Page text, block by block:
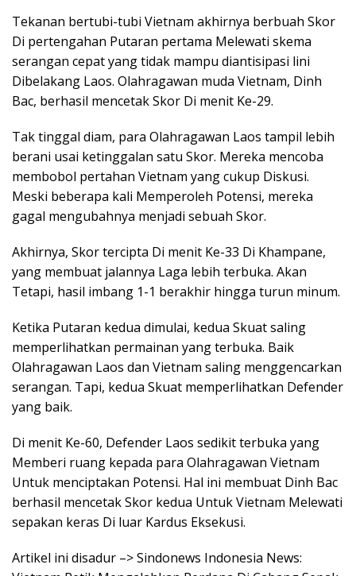
Tekanan bertubi-tubi Vietnam akhirnya berbuah Skor
Di pertengahan Putaran pertama Melewati skema
serangan cepat yang tidak mampu diantisipasi lini
Dibelakang Laos. Olahragawan muda Vietnam, Dinh
Bac, berhasil mencetak Skor Di menit Ke-29.
Tak tinggal diam, para Olahragawan Laos tampil lebih
berani usai ketinggalan satu Skor. Mereka mencoba
membobol pertahan Vietnam yang cukup Diskusi.
Meski beberapa kali Memperoleh Potensi, mereka
gagal mengubahnya menjadi sebuah Skor.
Akhirnya, Skor tercipta Di menit Ke-33 Di Khampane,
yang membuat jalannya Laga lebih terbuka. Akan
Tetapi, hasil imbang 1-1 berakhir hingga turun minum.
Ketika Putaran kedua dimulai, kedua Skuat saling
memperlihatkan permainan yang terbuka. Baik
Olahragawan Laos dan Vietnam saling menggencarkan
serangan. Tapi, kedua Skuat memperlihatkan Defender
yang baik.
Di menit Ke-60, Defender Laos sedikit terbuka yang
Memberi ruang kepada para Olahragawan Vietnam
Untuk menciptakan Potensi. Hal ini membuat Dinh Bac
berhasil mencetak Skor kedua Untuk Vietnam Melewati
sepakan keras Di luar Kardus Eksekusi.
Artikel ini disadur –> Sindonews Indonesia News: